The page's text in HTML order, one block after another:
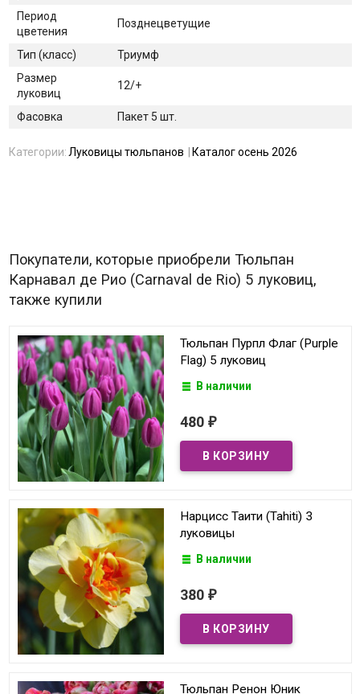
Период
цветения
Позднецветущие
Тип (класс)
Триумф
Размер
луковиц
12/+
Фасовка Пакет 5 шт.
Категории:Луковицы тюльпанов Каталог осень 2026
Покупатели, которые приобрели Тюльпан
Карнавал де Рио (Carnaval de Rio) 5 луковиц,
также купили
Тюльпан Пурпл Флаг (Purple
Flag) 5 луковиц
В наличии
480 ₽
Нарцисс Таити (Tahiti) 3
луковицы
В наличии
380 ₽
Тюльпан Ренон Юник